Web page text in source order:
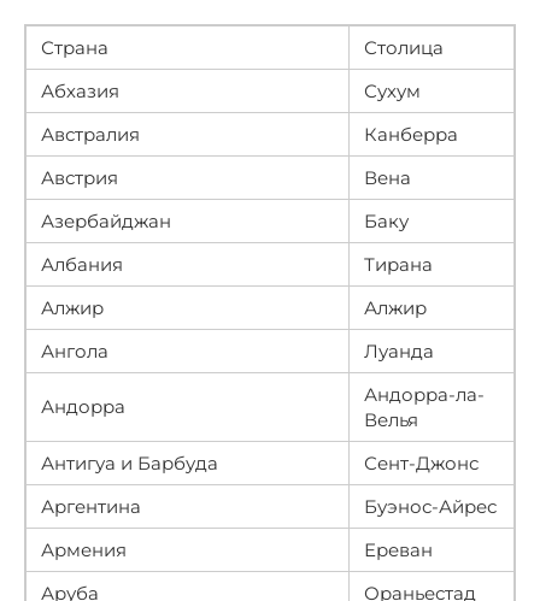
Страна
Столица
Абхазия
Сухум
Австралия
Канберра
Австрия
Вена
Азербайджан
Баку
Албания
Тирана
Алжир
Алжир
Ангола
Луанда
Андорра
Андорра-ла-
Велья
Антигуа и Барбуда
Сент-Джонс
Аргентина
Буэнос-Айрес
Армения
Ереван
Аруба
Ораньестад